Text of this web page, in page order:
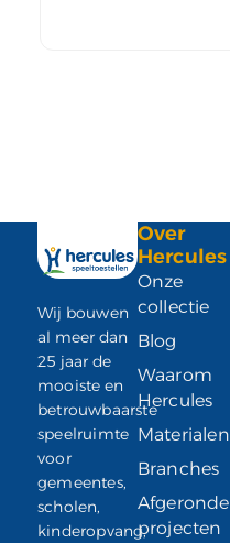
Wij bouwen
al meer dan
25 jaar de
mooiste en
betrouwbaarste
speelruimte
voor
gemeentes,
scholen,
kinderopvang,
Over
Hercules
Onze
collectie
Blog
Waarom
Hercules
Materialen
Branches
Afgeronde
projecten